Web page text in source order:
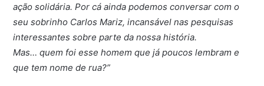
ação solidária. Por cá ainda podemos conversar com o
seu sobrinho Carlos Mariz, incansável nas pesquisas
interessantes sobre parte da nossa história.
Mas… quem foi esse homem que já poucos lembram e
que tem nome de rua?”